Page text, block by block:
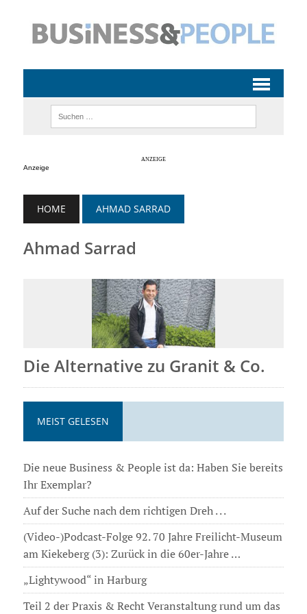
Anzeige
HOME AHMAD SARRAD
Ahmad Sarrad
Die Alternative zu Granit & Co.
MEIST GELESEN
Die neue Business & People ist da: Haben Sie bereits
Ihr Exemplar?
Auf der Suche nach dem richtigen Dreh . . .
(Video-)Podcast-Folge 92. 70 Jahre Freilicht-Museum
am Kiekeberg (3): Zurück in die 60er-Jahre …
„Lightywood“ in Harburg
Teil 2 der Praxis & Recht Veranstaltung rund um das